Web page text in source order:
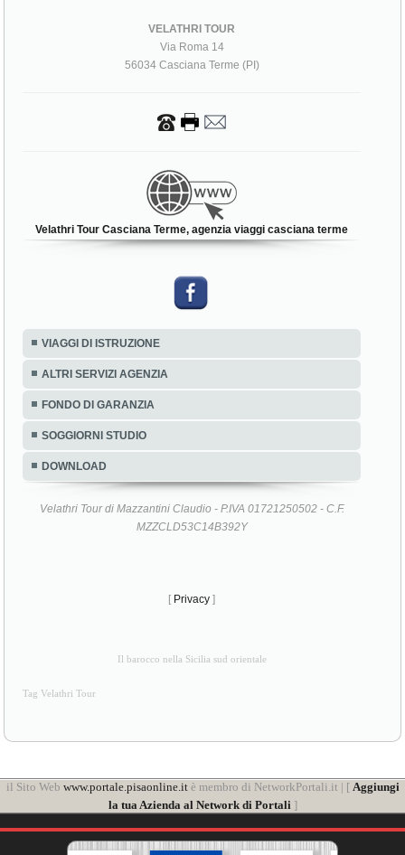
VELATHRI TOUR
Via Roma 14
56034 Casciana Terme (PI)
Velathri Tour Casciana Terme, agenzia viaggi casciana terme
VIAGGI DI ISTRUZIONE
ALTRI SERVIZI AGENZIA
FONDO DI GARANZIA
SOGGIORNI STUDIO
DOWNLOAD
Velathri Tour di Mazzantini Claudio - P.IVA 01721250502 - C.F.
MZZCLD53C14B392Y
[ Privacy ]
Il barocco nella Sicilia sud orientale
Tag Velathri Tour
il Sito Web www.portale.pisaonline.itè membro di NetworkPortali.it | [ Aggiungi
la tua Azienda al Network di Portali]